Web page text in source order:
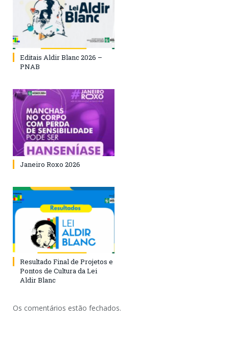
Editais Aldir Blanc 2026 –
PNAB
Janeiro Roxo 2026
Resultado Final de Projetos e
Pontos de Cultura da Lei
Aldir Blanc
Os comentários estão fechados.